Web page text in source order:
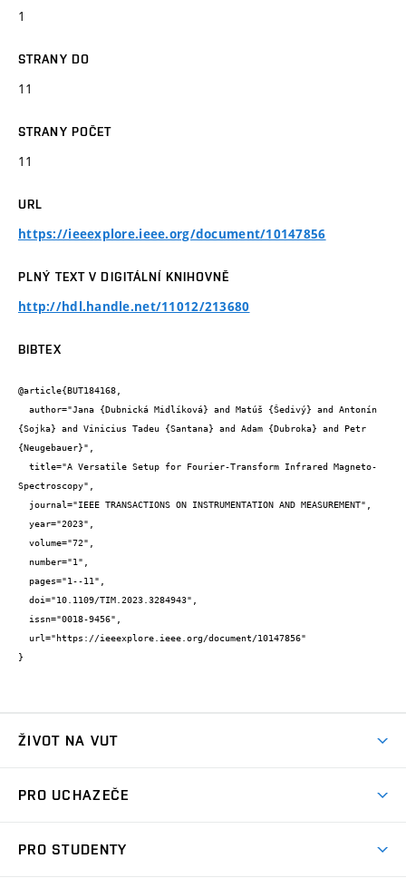
1
STRANY DO
11
STRANY POČET
11
URL
https://ieeexplore.ieee.org/document/10147856
PLNÝ TEXT V DIGITÁLNÍ KNIHOVNĚ
http://hdl.handle.net/11012/213680
BIBTEX
@article{BUT184168,
{Sojka} and Vinicius Tadeu {Santana} and Adam {Dubroka} and Petr
{Neugebauer}",
Spectroscopy",
}
ŽIVOT NA VUT
Koleje
PRO UCHAZEČE
PRO STUDENTY